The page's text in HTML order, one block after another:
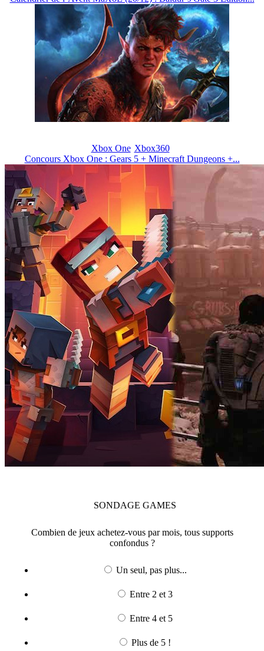
Xbox One Xbox360
Concours Xbox One : Gears 5 + Minecraft Dungeons +...
SONDAGE GAMES
Combien de jeux achetez-vous par mois, tous supports
confondus ?
Un seul, pas plus...
Entre 2 et 3
Entre 4 et 5
Plus de 5 !